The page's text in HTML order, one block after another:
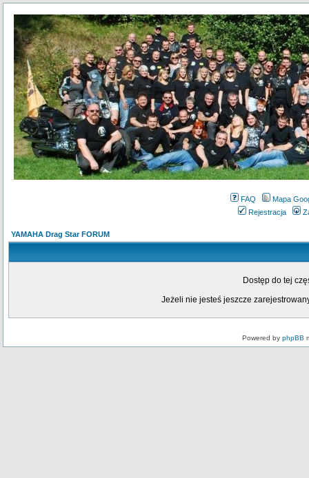
FAQ
Mapa
Rejestracja
YAMAHA Drag Star FORUM
Dostęp do tej
Jeżeli nie jesteś jeszcze
Powered by phpBB